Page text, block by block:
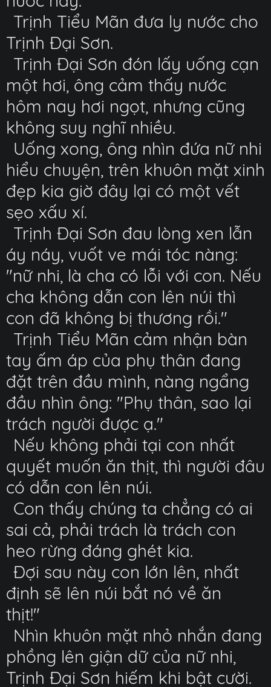
Trịnh Tiểu Mãn đưa ly nước cho
Trịnh Đại Sơn.
Trịnh Đại Sơn đón lấy uống cạn
một hơi, ông cảm thấy nước
hôm nay hơi ngọt, nhưng cũng
không suy nghĩ nhiều.
Uống xong, ông nhìn đứa nữ nhi
hiểu chuyện, trên khuôn mặt xinh
đẹp kia giờ đây lại có một vết
sẹo xấu xí.
Trịnh Đại Sơn đau lòng xen lẫn
áy náy, vuốt ve mái tóc nàng:
"nữ nhi, là cha có lỗi với con. Nếu
cha không dẫn con lên núi thì
con đã không bị thương rồi."
Trịnh Tiểu Mãn cảm nhận bàn
tay ấm áp của phụ thân đang
đặt trên đầu mình, nàng ngẩng
đầu nhìn ông: "Phụ thân, sao lại
trách người được ạ."
Nếu không phải tại con nhất
quyết muốn ăn thịt, thì người đâu
có dẫn con lên núi.
Con thấy chúng ta chẳng có ai
sai cả, phải trách là trách con
heo rừng đáng ghét kia.
Đợi sau này con lớn lên, nhất
định sẽ lên núi bắt nó về ăn
thịt!"
Nhìn khuôn mặt nhỏ nhắn đang
phồng lên giận dữ của nữ nhi,
Trịnh Đại Sơn hiếm khi bật cười.